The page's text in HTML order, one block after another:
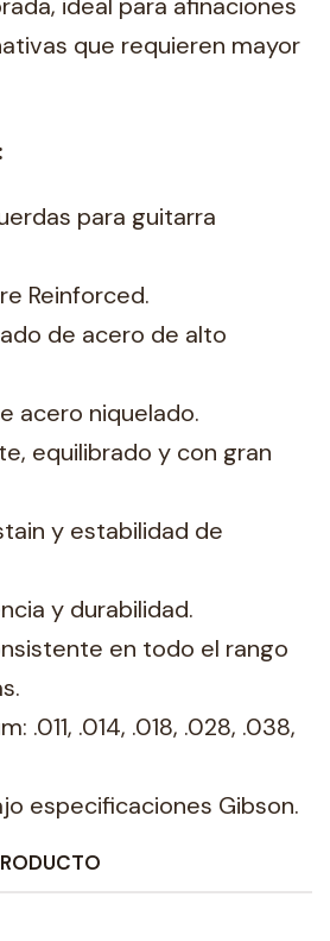
ideal para afinaciones
que requieren mayor
para guitarra
Reinforced.
de acero de alto
acero niquelado.
equilibrado y con gran
y estabilidad de
y durabilidad.
en todo el rango
.011, .014, .018, .028, .038,
especificaciones Gibson.